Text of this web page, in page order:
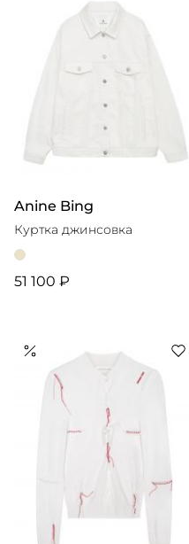
Anine Bing
Куртка джинсовка
51 100 ₽